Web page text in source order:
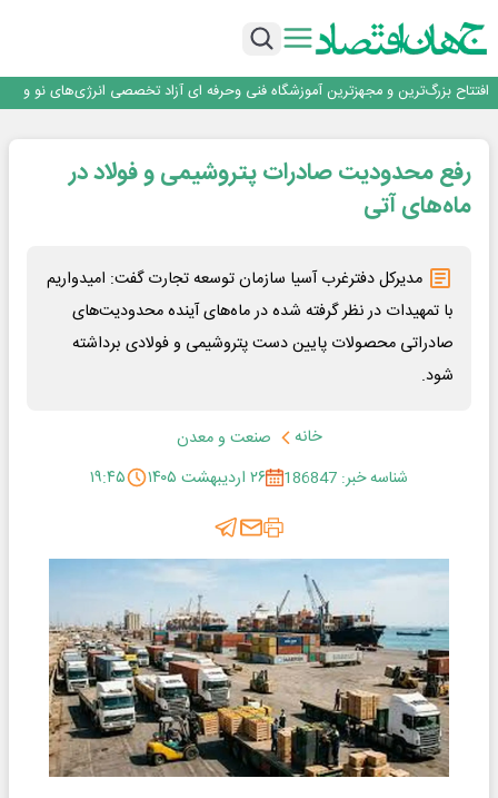
فولاد مبارکه اصفهان
تجدیدپذیر با حضور استاندار اصفهان
گفتگو با کاوه معلمی، مدیر حسابداری مدیریت فولادسنگان
فولاد در تله قیمت‌گذاری دستوری
رفع محدودیت‌ صادرات پتروشیمی و فولاد در
ماه‌های آتی
مدیرکل دفترغرب آسیا سازمان توسعه تجارت گفت: امیدواریم
با تمهیدات در نظر گرفته شده در ماه‌های آینده محدودیت‌های
صادراتی محصولات پایین دست پتروشیمی و فولادی برداشته
شود.
خانه
صنعت و معدن
شناسه خبر: 186847
۲۶ اردیبهشت ۱۴۰۵ ۱۹:۴۵